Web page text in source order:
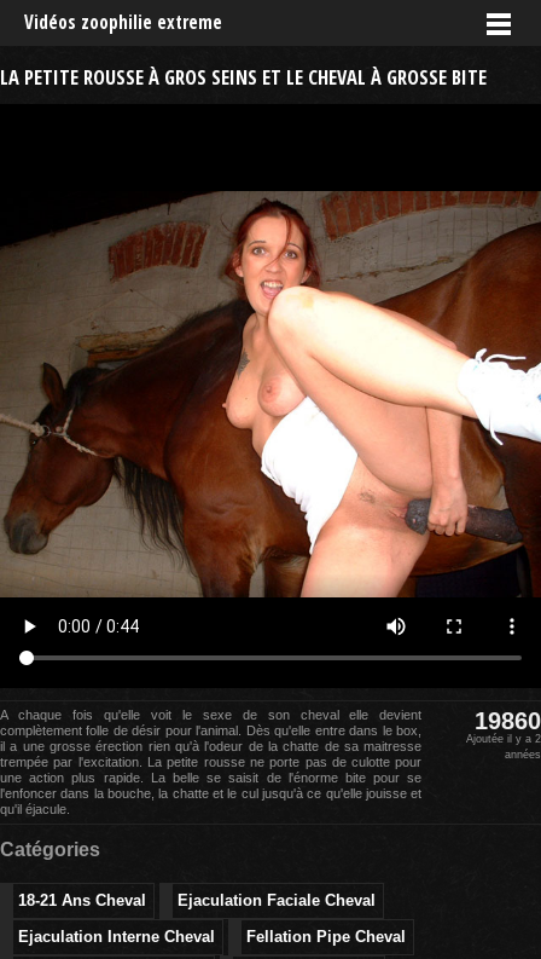
Vidéos zoophilie extreme
LA PETITE ROUSSE À GROS SEINS ET LE CHEVAL À GROSSE BITE
A chaque fois qu'elle voit le sexe de son cheval elle devient
complètement folle de désir pour l'animal. Dès qu'elle entre dans le box,
il a une grosse érection rien qu'à l'odeur de la chatte de sa maitresse
trempée par l'excitation. La petite rousse ne porte pas de culotte pour
une action plus rapide. La belle se saisit de l'énorme bite pour se
l'enfoncer dans la bouche, la chatte et le cul jusqu'à ce qu'elle jouisse et
qu'il éjacule.
19860
Ajoutée il y a 2
années
Catégories
18-21 Ans Cheval
Ejaculation Faciale Cheval
Ejaculation Interne Cheval
Fellation Pipe Cheval